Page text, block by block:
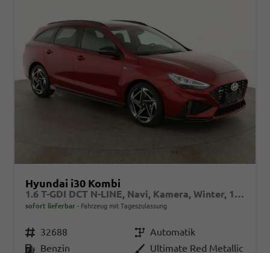
Hyundai i30 Kombi
1.6 T-GDI DCT N-LINE, Navi, Kamera, Winter, 18-Zoll, 5 J.-Garantie
sofort lieferbar Fahrzeug mit Tageszulassung
Fahrzeugnr. 32688 GetriebeAutomatik
Kraftstoff Benzin AußenfarbeUltimate Red Metallic